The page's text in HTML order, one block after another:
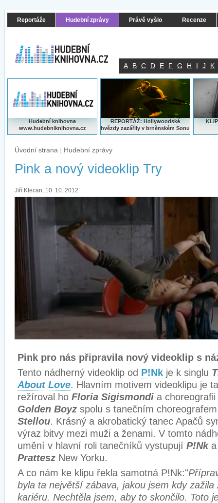
Reportáže Hudební zprávy Právě vyšlo Recenze
A B C D E F G H I J K
Hudební knihovna
www.hudebniknihovna.cz
REPORTÁŽ: Hollywoodské
hvězdy zazářily v brněnském Sonu
Úvodní strana | Hudební zprávy
Pink a nový videoklip Try
Jiří Klecan, 10. 10. 2012
Pink pro nás připravila nový videoklip s
Tento nádherný videoklip od P!Nk je k singlu
About Love. Hlavním motivem videoklipu je
režíroval ho Floria Sigismondi a
Golden Boyz spolu s tanečním
Stellou. Krásný a akrobatický tanec Apačů
výraz bitvy mezi muži a ženami. V tomto
umění v hlavní roli tanečníků vystupují P!Nka
Prattesz New Yorku.
A co nám ke klipu řekla samotná P!Nk:"
byla ta největší zábava, jakou jsem kdy zažila
kariéru. Nechtěla jsem, aby to skončilo. Toto